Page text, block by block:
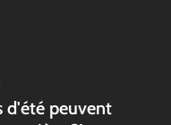
d'été peuvent